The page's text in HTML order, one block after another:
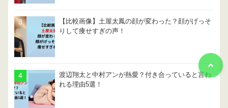
【比較画像】土屋太鳳の顔が変わった？顔がげっそ
りして痩せすぎの声！
渡辺翔太と中村アンが熱愛？付き合っていると言わ
れる理由5選！